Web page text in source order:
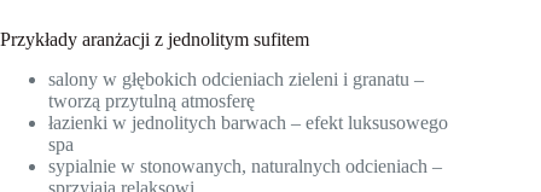
Przykłady aranżacji z jednolitym sufitem
salony w głębokich odcieniach zieleni i granatu –
tworzą przytulną atmosferę
łazienki w jednolitych barwach – efekt luksusowego
spa
sypialnie w stonowanych, naturalnych odcieniach –
sprzyjają relaksowi